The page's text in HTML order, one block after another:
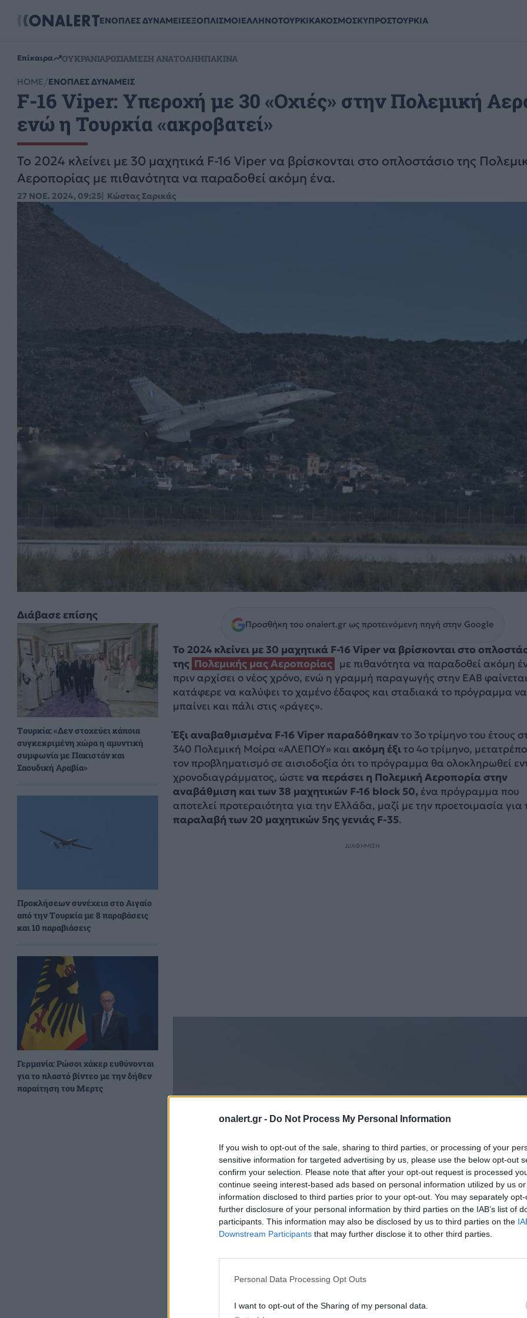
onalert.gr - Do Not Process My Personal Information
If you wish to opt-out of the sale, sharing to third parties, or processing of your
sensitive information for targeted advertising by us, please use the below opt-out
confirm your selection. Please note that after your opt-out request is processed
continue seeing interest-based ads based on personal information utilized by us
information disclosed to third parties prior to your opt-out. You may separately
further disclosure of your personal information by third parties on the IAB’s list of
participants. This information may also be disclosed by us to third parties on the
Downstream Participants that may further disclose it to other third parties.
Personal Data Processing Opt Outs
I want to opt-out of the Sharing of my personal data.
ΕΝΟΠΛΕΣ ΔΥΝΑΜΕΙΣΕΞΟΠΛΙΣΜΟΙΕΛΛΗΝΟΤΟΥΡΚΙΚΑΚΟΣΜΟΣΚΥΠΡΟΣΤΟΥΡΚΙΑ
Επίκαιρα ΟΥΚΡΑΝΙΑΡΩΣΙΑΜΕΣΗ ΑΝΑΤΟΛΗΗΠΑΚΙΝΑ
HOME ΕΝΟΠΛΕΣ ΔΥΝΑΜΕΙΣ
F-16 Viper: Υπεροχή με 30 «Οχιές» στην Πολεμική
ενώ η Τουρκία «ακροβατεί»
Το 2024 κλείνει με 30 μαχητικά F-16 Viper να βρίσκονται στο οπλοστάσιο της
Αεροπορίας με πιθανότητα να παραδοθεί ακόμη ένα.
27 ΝΟΕ. 2024, 09:25 Κώστας Σαρικάς
Διάβασε επίσης
Τουρκία: «Δεν στοχεύει κάποια
συγκεκριμένη χώρα η αμυντική
συμφωνία με Πακιστάν και
Σαουδική Αραβία»
Προκλήσεων συνέχεια στο Αιγαίο
από την Τουρκία με 8 παραβάσεις
και 10 παραβιάσεις
Γερμανία: Ρώσοι χάκερ ευθύνονται
για το πλαστό βίντεο με την δήθεν
παραίτηση του Μερτς
Προσθήκη του onalert.gr ως προτεινόμενη πηγή στην Google
Το 2024 κλείνει με 30 μαχητικά F-16 Viper να βρίσκονται στο
της Πολεμικής μας Αεροπορίας με πιθανότητα να παραδοθεί ακόμη
πριν αρχίσει ο νέος χρόνο, ενώ η γραμμή παραγωγής στην ΕΑΒ φαίνεται
κατάφερε να καλύψει το χαμένο έδαφος και σταδιακά το πρόγραμμα να
μπαίνει και πάλι στις «ράγες».
Έξι αναβαθμισμένα F-16 Viper παραδόθηκαντο 3ο τρίμηνο του έτους
340 Πολεμική Μοίρα «ΑΛΕΠΟΥ» και ακόμη έξιτο 4ο τρίμηνο,
τον προβληματισμό σε αισιοδοξία ότι το πρόγραμμα θα ολοκληρωθεί
χρονοδιαγράμματος, ώστε να περάσει η Πολεμική Αεροπορία στην
αναβάθμιση και των 38 μαχητικών F-16 block 50, ένα πρόγραμμα που
αποτελεί προτεραιότητα για την Ελλάδα, μαζί με την προετοιμασία για
παραλαβή των 20 μαχητικών 5ης γενιάς F-35.
ΔΙΑΦΗΜΙΣΗ